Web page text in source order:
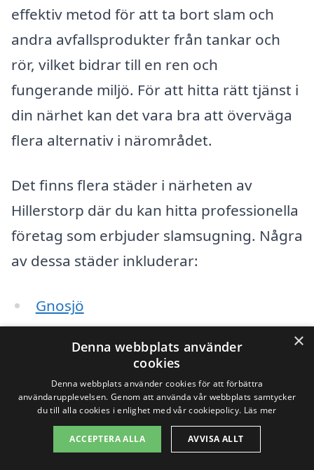
effektiv metod för att ta bort slam och
andra avfallsprodukter från tankar och
rör, vilket bidrar till en ren och
fungerande miljö. För att hitta rätt tjänst i
din närhet kan det vara bra att överväga
flera alternativ i närområdet.
Det finns flera städer i närheten av
Hillerstorp där du kan hitta professionella
företag som erbjuder slamsugning. Några
av dessa städer inkluderar:
Gnosjö
Värnamo
Mullsjö
Jönköping
×
Denna webbplats använder
cookies
Denna webbplats använder cookies för att förbättra
användarupplevelsen. Genom att använda vår webbplats samtycker
du till alla cookies i enlighet med vår cookiepolicy. Läs mer
ACCEPTERA ALLA AVVISA ALLT